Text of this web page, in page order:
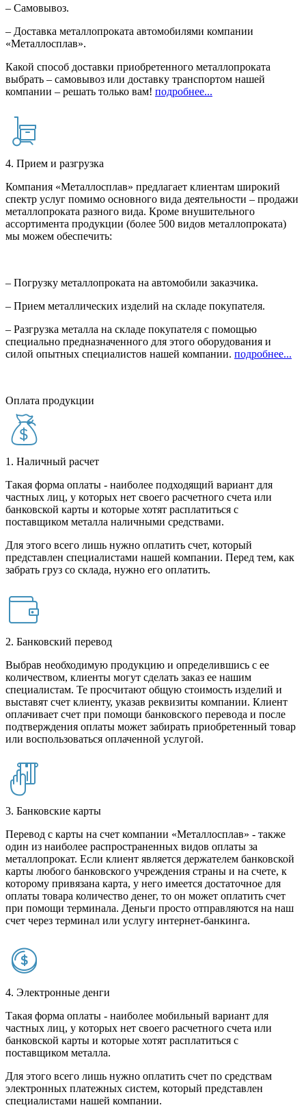
– Самовывоз.
– Доставка металлопроката автомобилями компании
«Металлосплав».
Какой способ доставки приобретенного металлопроката
выбрать – самовывоз или доставку транспортом нашей
компании – решать только вам! подробнее...
4. Прием и разгрузка
Компания «Металлосплав» предлагает клиентам широкий
спектр услуг помимо основного вида деятельности – продажи
металлопроката разного вида. Кроме внушительного
ассортимента продукции (более 500 видов металлопроката)
мы можем обеспечить:
– Погрузку металлопроката на автомобили заказчика.
– Прием металлических изделий на складе покупателя.
– Разгрузка металла на складе покупателя с помощью
специально предназначенного для этого оборудования и
силой опытных специалистов нашей компании. подробнее...
Оплата продукции
1. Наличный расчет
Такая форма оплаты - наиболее подходящий вариант для
частных лиц, у которых нет своего расчетного счета или
банковской карты и которые хотят расплатиться с
поставщиком металла наличными средствами.
Для этого всего лишь нужно оплатить счет, который
представлен специалистами нашей компании. Перед тем, как
забрать груз со склада, нужно его оплатить.
2. Банковский перевод
Выбрав необходимую продукцию и определившись с ее
количеством, клиенты могут сделать заказ ее нашим
специалистам. Те просчитают общую стоимость изделий и
выставят счет клиенту, указав реквизиты компании. Клиент
оплачивает счет при помощи банковского перевода и после
подтверждения оплаты может забирать приобретенный товар
или воспользоваться оплаченной услугой.
3. Банковские карты
Перевод с карты на счет компании «Металлосплав» - также
один из наиболее распространенных видов оплаты за
металлопрокат. Если клиент является держателем банковской
карты любого банковского учреждения страны и на счете, к
которому привязана карта, у него имеется достаточное для
оплаты товара количество денег, то он может оплатить счет
при помощи терминала. Деньги просто отправляются на наш
счет через терминал или услугу интернет-банкинга.
4. Электронные денги
Такая форма оплаты - наиболее мобильный вариант для
частных лиц, у которых нет своего расчетного счета или
банковской карты и которые хотят расплатиться с
поставщиком металла.
Для этого всего лишь нужно оплатить счет по средствам
электронных платежных систем, который представлен
специалистами нашей компании.